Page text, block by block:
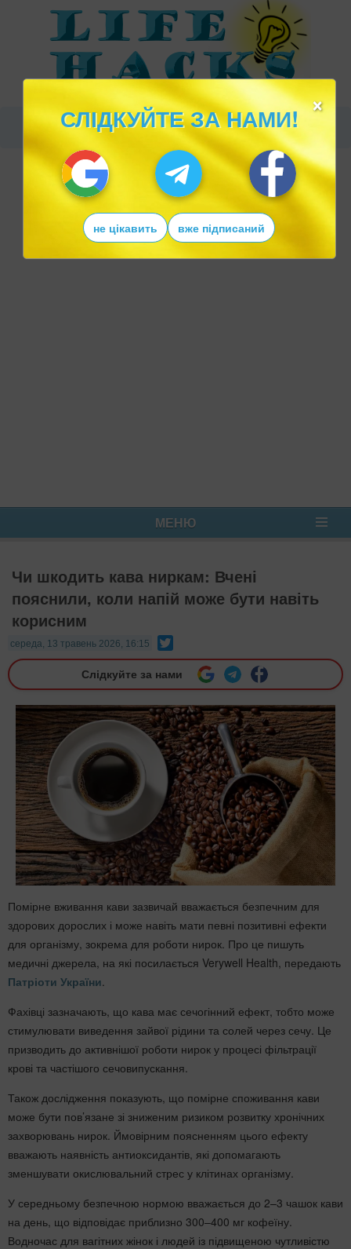
МЕНЮ
Чи шкодить кава ниркам: Вчені
пояснили, коли напій може бути навіть
корисним
середа, 13 травень 2026, 16:15
Слідкуйте за нами
Помірне вживання кави зазвичай вважається безпечним для
здорових дорослих і може навіть мати певні позитивні ефекти
для організму, зокрема для роботи нирок. Про це пишуть
медичні джерела, на які посилається Verywell Health, передають
Патріоти України
Фахівці зазначають, що кава має сечогінний ефект, тобто може
стимулювати виведення зайвої рідини та солей через сечу. Це
призводить до активнішої роботи нирок у процесі фільтрації
крові та частішого сечовипускання.
Також дослідження показують, що помірне споживання кави
може бути пов’язане зі зниженим ризиком розвитку хронічних
захворювань нирок. Ймовірним поясненням цього ефекту
вважають наявність антиоксидантів, які допомагають
зменшувати окислювальний стрес у клітинах організму.
У середньому безпечною нормою вважається до 2–3 чашок кави
на день, що відповідає приблизно 300–400 мг кофеїну.
Водночас для вагітних жінок і людей із підвищеною чутливістю
×
СЛІДКУЙТЕ ЗА НАМИ!
не цікавить вже підписаний